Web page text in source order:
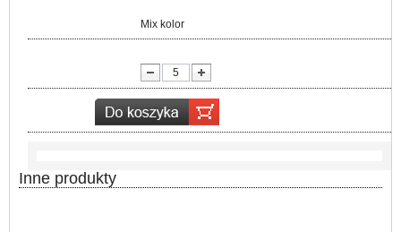
Mix kolor
Inne produkty